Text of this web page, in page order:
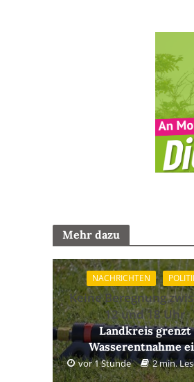
Mehr dazu
NACHRICHTEN
Keine Beregnung
12 und 18 Uhr
Landkreis grenzt
Wasserentnahme
vor 1 Stunde 2 min.